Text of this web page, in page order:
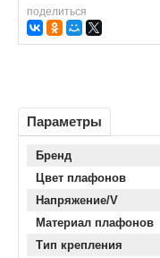
поделиться
Параметры
Бренд
Цвет плафонов
Напряжение/V
Материал плафонов
Тип крепления